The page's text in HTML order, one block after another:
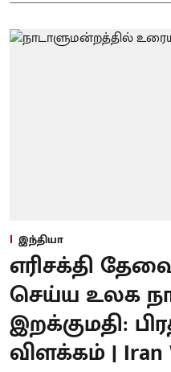
இந்தியா
எரிசக்தி
செய்ய உலக
இறக்குமதி:
விளக்கம் | Iran